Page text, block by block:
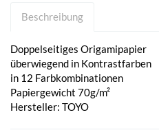
Beschreibung
Doppelseitiges Origamipapier
überwiegend in Kontrastfarben
in 12 Farbkombinationen
Papiergewicht 70g/m²
Hersteller: TOYO